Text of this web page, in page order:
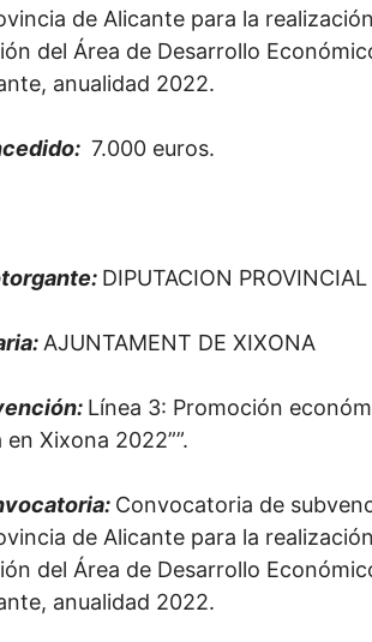
de Alicante para la
del Área de Desarrollo
anualidad 2022.
7.000 euros.
DIPUTACION
AJUNTAMENT DE XIXONA
Línea 3: Promoción
Xixona 2022””.
Convocatoria de
de Alicante para la
del Área de Desarrollo
anualidad 2022.